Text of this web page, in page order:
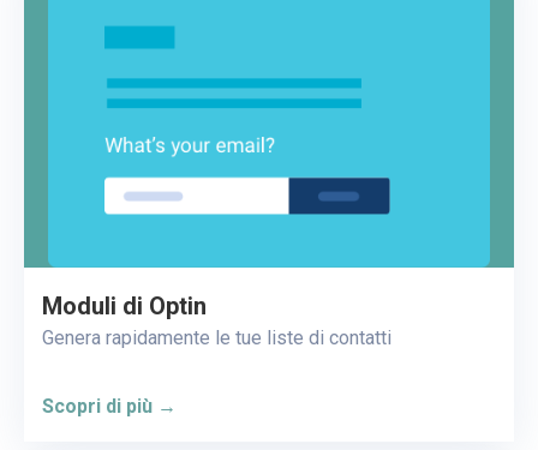
Moduli di Optin
Genera rapidamente le tue liste di contatti
Scopri di più →